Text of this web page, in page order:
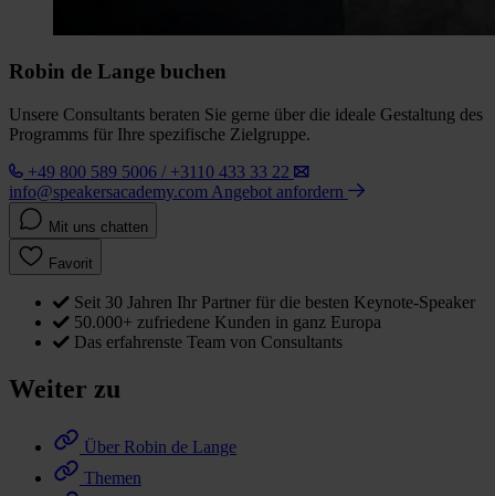
Robin de Lange buchen
Unsere Consultants beraten Sie gerne über die ideale Gestaltung des
Programms für Ihre spezifische Zielgruppe.
+49 800 589 5006 / +3110 433 33 22
info@speakersacademy.com Angebot anfordern
Mit uns chatten
Favorit
Seit 30 Jahren Ihr Partner für die besten Keynote-Speaker
50.000+ zufriedene Kunden in ganz Europa
Das erfahrenste Team von Consultants
Weiter zu
Über Robin de Lange
Themen